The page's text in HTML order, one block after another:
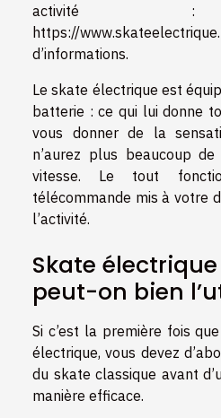
activité :
https://
d’informations.
Le skate électrique est
batterie : ce qui lui donne
vous donner de la
n’aurez plus beaucoup
vitesse. Le tout
télécommande mis à votre
l’activité.
Skate
peut-on bien
Si c’est la première fois
électrique, vous devez
du skate classique avant
manière efficace.